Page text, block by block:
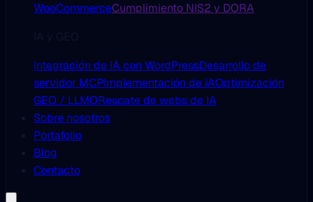
WooCommerceCumplimiento NIS2 y DORA
Integración de IA con WordPressDesarrollo de
servidor MCPImplementación de IAOptimización
GEO / LLMORescate de webs de IA
Sobre nosotros
Portafolio
Blog
Contacto